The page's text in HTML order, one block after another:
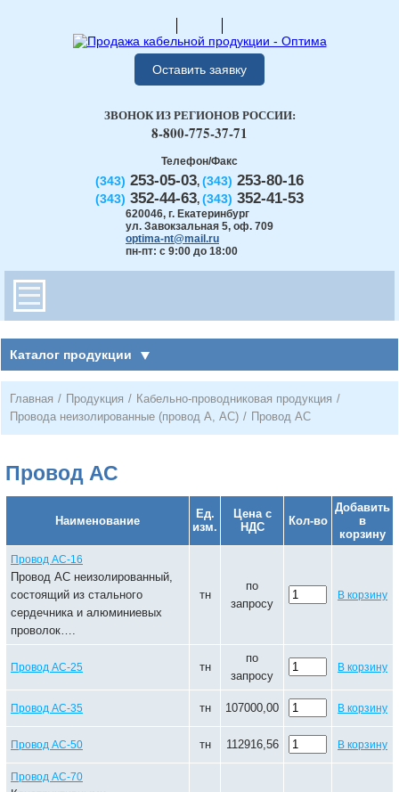
Оставить заявку
Телефон/Факс
(343) 253-05-03, (343) 253-80-16
(343) 352-44-63, (343) 352-41-53
620046, г. Екатеринбург
ул. Завокзальная 5, оф. 709
optima-nt@mail.ru
пн-пт: с 9:00 до 18:00
ЗВОНОК ИЗ РЕГИОНОВ РОССИИ:
8-800-775-37-71
Каталог продукции
Главная / Продукция / Кабельно-проводниковая продукция /
Провода неизолированные (провод А, АС) / Провод АС
Провод АС
Наименование
Ед.
изм.
Цена с
НДС
Кол-во
Добавить
в
корзину
Провод АС-16
Провод АС неизолированный,
состоящий из стального
сердечника и алюминиевых
проволок….
тн
по
запросу
В корзину
Провод АС-25 тн
по
запросу
В корзину
Провод АС-35 тн 107000,00 В корзину
Провод АС-50 тн 112916,56 В корзину
Провод АС-70